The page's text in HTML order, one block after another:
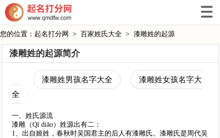
您的位置： 起名打分网 > 百家姓氏大全 > 漆雕姓的起源
漆雕姓的起源简介
漆雕姓男孩名字大全
漆雕姓女孩名字大
全
一、姓氏源流
漆雕（Qī diāo）姓源出有二：
1、出自姬姓，春秋时吴国君主的后人有漆雕氏。漆雕氏是周代吴